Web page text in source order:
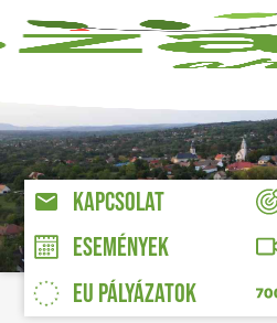
KAPCSOLAT
ESEMÉNYEK
EU PÁLYÁZATOK